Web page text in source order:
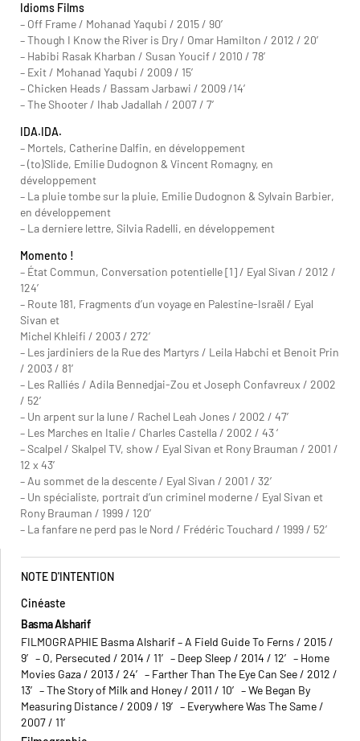
Idioms Films
– Off Frame / Mohanad Yaqubi / 2015 / 90′
– Though I Know the River is Dry / Omar Hamilton / 2012 / 20′
– Habibi Rasak Kharban / Susan Youcif / 2010 / 78′
– Exit / Mohanad Yaqubi / 2009 / 15′
– Chicken Heads / Bassam Jarbawi / 2009 /14′
– The Shooter / Ihab Jadallah / 2007 / 7′
IDA.IDA.
– Mortels, Catherine Dalfin, en développement
– (to)Slide, Emilie Dudognon & Vincent Romagny, en
développement
– La pluie tombe sur la pluie, Emilie Dudognon & Sylvain Barbier,
en développement
– La derniere lettre, Silvia Radelli, en développement
Momento !
– État Commun, Conversation potentielle [1] / Eyal Sivan / 2012 /
124′
– Route 181, Fragments d’un voyage en Palestine-Israël / Eyal
Sivan et
Michel Khleifi / 2003 / 272′
– Les jardiniers de la Rue des Martyrs / Leila Habchi et Benoit Prin
/ 2003 / 81′
– Les Ralliés / Adila Bennedjai-Zou et Joseph Confavreux / 2002
/ 52′
– Un arpent sur la lune / Rachel Leah Jones / 2002 / 47′
– Les Marches en Italie / Charles Castella / 2002 / 43 ‘
– Scalpel / Skalpel TV, show / Eyal Sivan et Rony Brauman / 2001 /
12 x 43′
– Au sommet de la descente / Eyal Sivan / 2001 / 32′
– Un spécialiste, portrait d’un criminel moderne / Eyal Sivan et
Rony Brauman / 1999 / 120′
– La fanfare ne perd pas le Nord / Frédéric Touchard / 1999 / 52’
NOTE D'INTENTION
Cinéaste
Basma Alsharif
FILMOGRAPHIE Basma Alsharif – A Field Guide To Ferns / 2015 /
9′ – O, Persecuted / 2014 / 11′ – Deep Sleep / 2014 / 12′ – Home
Movies Gaza / 2013 / 24′ – Farther Than The Eye Can See / 2012 /
13′ – The Story of Milk and Honey / 2011 / 10′ – We Began By
Measuring Distance / 2009 / 19′ – Everywhere Was The Same /
2007 / 11′